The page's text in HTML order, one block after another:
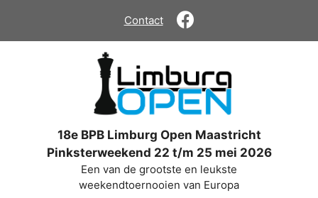
de
Contact
18e BPB Limburg Open Maastricht
Pinksterweekend 22 t/m 25 mei 2026
Een van de grootste en leukste
weekendtoernooien van Europa